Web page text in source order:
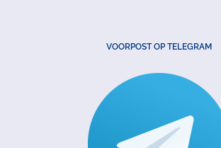
VOORPOST OP TELEGRAM